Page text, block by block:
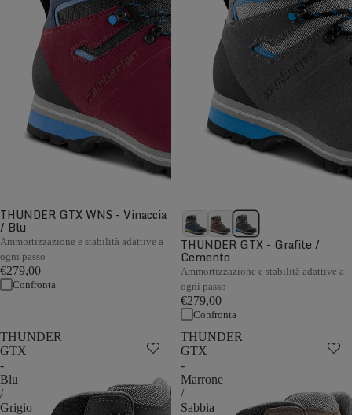
THUNDER GTX WNS - Vinaccia
/ Blu
Ammortizzazione e stabilità adattive a
ogni passo
€279,00
Confronta
THUNDER GTX - Grafite /
Cemento
Ammortizzazione e stabilità adattive a
ogni passo
€279,00
Confronta
THUNDER
GTX
-
Blu
/
Grigio
THUNDER
GTX
-
Marrone
/
Sabbia